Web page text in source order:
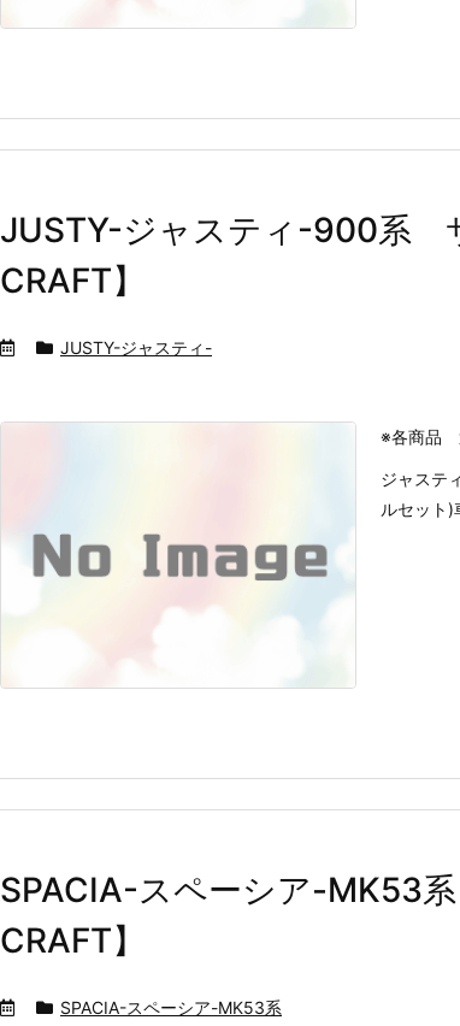
JUSTY-ジャスティ-900系
CRAFT】
JUSTY-ジャスティ-
※各商品
ジャステ
ルセット)
SPACIA-スペーシア-MK53
CRAFT】
SPACIA-スペーシア-MK53系